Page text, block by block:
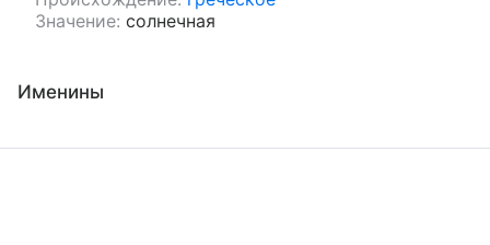
Значение: солнечная
Именины